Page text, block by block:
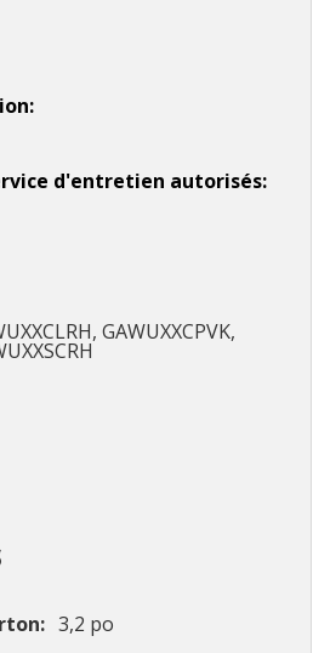
d'entretien autorisés
GAWUXXCPVK,
3,2 po